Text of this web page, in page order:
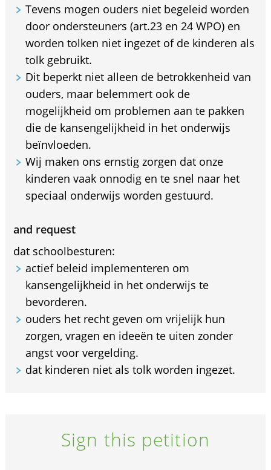
Tevens mogen ouders niet begeleid worden
door ondersteuners (art.23 en 24 WPO) en
worden tolken niet ingezet of de kinderen als
tolk gebruikt.
Dit beperkt niet alleen de betrokkenheid van
ouders, maar belemmert ook de
mogelijkheid om problemen aan te pakken
die de kansengelijkheid in het onderwijs
beïnvloeden.
Wij maken ons ernstig zorgen dat onze
kinderen vaak onnodig en te snel naar het
speciaal onderwijs worden gestuurd.
and request
dat schoolbesturen:
actief beleid implementeren om
kansengelijkheid in het onderwijs te
bevorderen.
ouders het recht geven om vrijelijk hun
zorgen, vragen en ideeën te uiten zonder
angst voor vergelding.
dat kinderen niet als tolk worden ingezet.
Sign this petition